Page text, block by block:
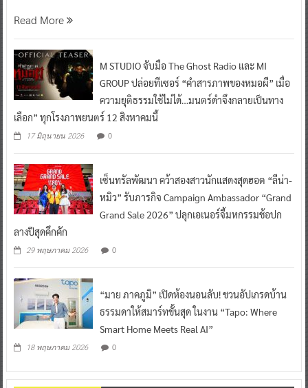
Read More
M STUDIO จับมือ The Ghost Radio และ MI
GROUP ปล่อยทีเซอร์ “คำสารภาพของหมอผี” เมื่อ
ความยุติธรรมใช้ไม่ได้…มนตร์ดำจึงกลายเป็นทาง
เลือก” ทุกโรงภาพยนตร์ 12 สิงหาคมนี้
17 มิถุนายน 2026 0
เซ็นทรัลพัฒนา คว้าสองสาวนักแสดงสุดฮอต “ลีน่า-
หมิว” รับภารกิจ Campaign Ambassador “Grand
Grand Sale 2026” ปลุกเอเนอร์จี้มหกรรมช้อปก
ลางปีสุดคึกคัก
29 พฤษภาคม 2026 0
“มาย ภาคภูมิ” เปิดห้องนอนลับ! ชวนอัปเกรดบ้าน
ธรรมดาให้สมาร์ทขั้นสุด ในงาน “Tapo: Where
Smart Home Meets Real AI”
18 พฤษภาคม 2026 0